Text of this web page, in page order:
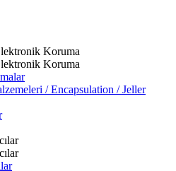
Koruma
Koruma
/ Encapsulation / Jeller